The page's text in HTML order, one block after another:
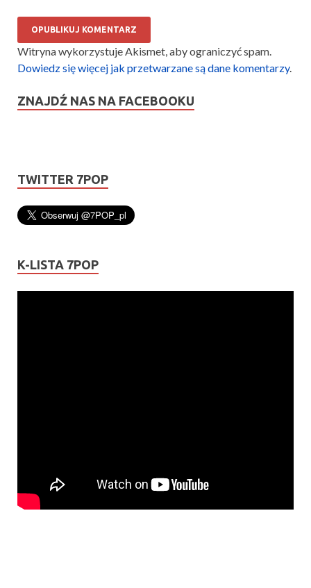
Witryna wykorzystuje Akismet, aby ograniczyć spam.
Dowiedz się więcej jak przetwarzane są dane komentarzy.
ZNAJDŹ NAS NA FACEBOOKU
TWITTER 7POP
K-LISTA 7POP